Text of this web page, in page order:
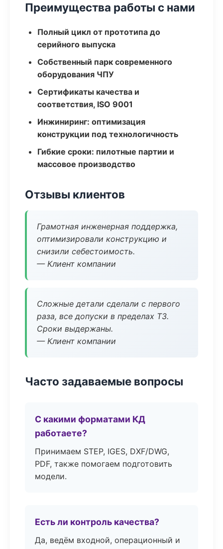
Преимущества работы с нами
Полный цикл от прототипа до
серийного выпуска
Собственный парк современного
оборудования ЧПУ
Сертификаты качества и
соответствия, ISO 9001
Инжиниринг: оптимизация
конструкции под технологичность
Гибкие сроки: пилотные партии и
массовое производство
Отзывы клиентов
Грамотная инженерная поддержка,
оптимизировали конструкцию и
снизили себестоимость.
— Клиент компании
Сложные детали сделали с первого
раза, все допуски в пределах ТЗ.
Сроки выдержаны.
— Клиент компании
Часто задаваемые вопросы
С какими форматами КД
работаете?
Принимаем STEP, IGES, DXF/DWG,
PDF, также помогаем подготовить
модели.
Есть ли контроль качества?
Да, ведём входной, операционный и